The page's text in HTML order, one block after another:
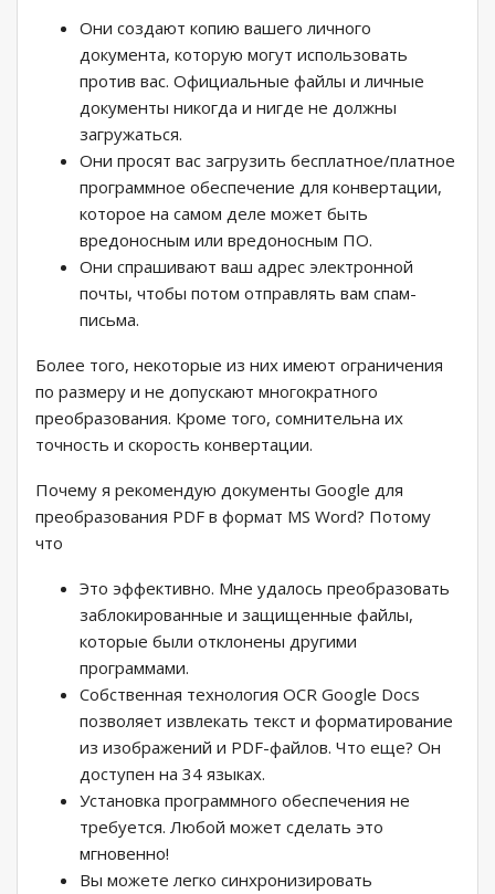
Они создают копию вашего личного
документа, которую могут использовать
против вас. Официальные файлы и личные
документы никогда и нигде не должны
загружаться.
Они просят вас загрузить бесплатное/платное
программное обеспечение для конвертации,
которое на самом деле может быть
вредоносным или вредоносным ПО.
Они спрашивают ваш адрес электронной
почты, чтобы потом отправлять вам спам-
письма.
Более того, некоторые из них имеют ограничения
по размеру и не допускают многократного
преобразования. Кроме того, сомнительна их
точность и скорость конвертации.
Почему я рекомендую документы Google для
преобразования PDF в формат MS Word? Потому
что
Это эффективно. Мне удалось преобразовать
заблокированные и защищенные файлы,
которые были отклонены другими
программами.
Собственная технология OCR Google Docs
позволяет извлекать текст и форматирование
из изображений и PDF-файлов. Что еще? Он
доступен на 34 языках.
Установка программного обеспечения не
требуется. Любой может сделать это
мгновенно!
Вы можете легко синхронизировать